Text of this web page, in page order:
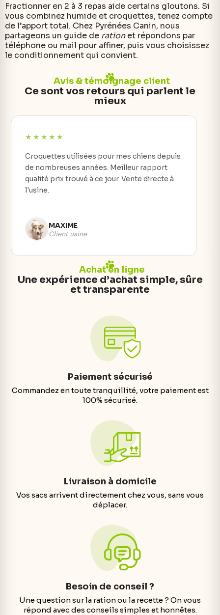
Fractionner en 2 à 3 repas aide certains gloutons. Si
vous combinez humide et croquettes, tenez compte
de l’apport total. Chez Pyrénées Canin, nous
partageons un guide de rationet répondons par
téléphone ou mail pour affiner, puis vous choisissez
le conditionnement qui convient.
Avis & témoignage client
Ce sont vos retours qui parlent le
mieux
Croquettes utilisées pour mes chiens depuis
de nombreuses années. Meilleur rapport
qualité prix trouvé à ce jour. Vente directe à
l'usine.
MAXIME
Client usine
Achat en ligne
Une expérience d’achat simple, sûre
et transparente
Paiement sécurisé
Commandez en toute tranquillité, votre paiement est
100% sécurisé.
Livraison à domicile
Vos sacs arrivent directement chez vous, sans vous
déplacer.
Besoin de conseil ?
Une question sur la ration ou la recette ? On vous
répond avec des conseils simples et honnêtes.